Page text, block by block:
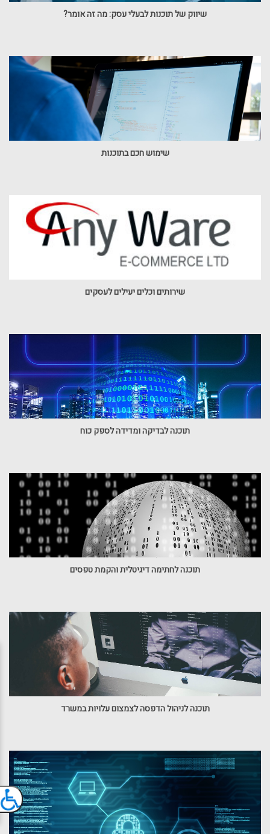
שיווק של תוכנות לבעלי עסק: מה זה אומר?
שימוש חכם בתוכנות
שירותים וכלים יעילים לעסקים
תוכנה לבדיקה ומדידה לספק כוח
תוכנה לחתימה דיגיטלית והקמת טפסים
תוכנה לניהול הדפסה לצמצום עלויות במשרד